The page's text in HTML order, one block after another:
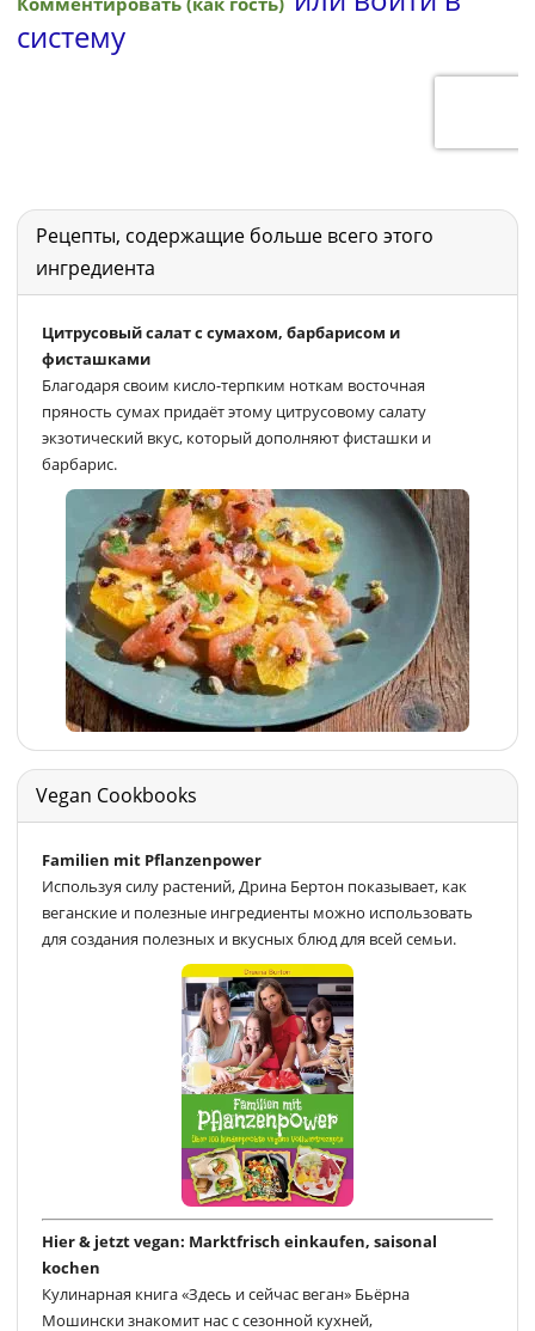
Рецепты, содержащие больше всего этого
ингредиента
Цитрусовый салат с сумахом, барбарисом и
фисташками
Благодаря своим кисло-терпким ноткам восточная
пряность сумах придаёт этому цитрусовому салату
экзотический вкус, который дополняют фисташки и
барбарис.
Vegan Cookbooks
Familien mit Pflanzenpower
Используя силу растений, Дрина Бертон показывает, как
веганские и полезные ингредиенты можно использовать
для создания полезных и вкусных блюд для всей семьи.
Hier & jetzt vegan: Marktfrisch einkaufen, saisonal
kochen
Кулинарная книга «Здесь и сейчас веган» Бьёрна
Мошински знакомит нас с сезонной кухней,